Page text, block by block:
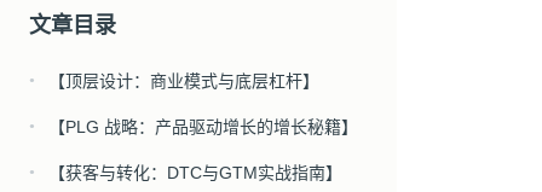
文章目录
● 【顶层设计：商业模式与底层杠杆】
● 【PLG 战略：产品驱动增长的增长秘籍】
● 【获客与转化：DTC与GTM实战指南】